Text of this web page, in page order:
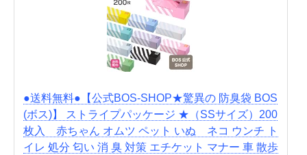
●送料無料●【公式BOS-SHOP★驚異の 防臭袋 BOS
(ボス)】 ストライプパッケージ ★（SSサイズ）200
枚入 赤ちゃん オムツ ペット いぬ ネコ ウンチ ト
イレ 処分 匂い 消 臭 対策 エチケット マナー 車 散歩